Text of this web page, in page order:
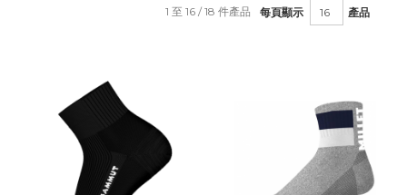
每頁顯示 產品
1 至 16 / 18 件產品